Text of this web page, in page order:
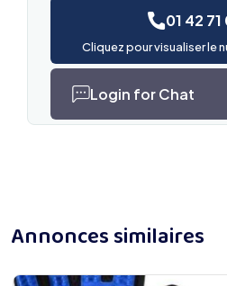
01 42
Cliquez pour visualiser le
Login for Chat
Annonces similaires